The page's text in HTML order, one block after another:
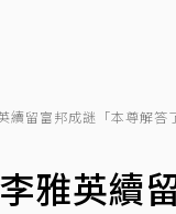
續留富邦成謎「本尊解答
雅英續